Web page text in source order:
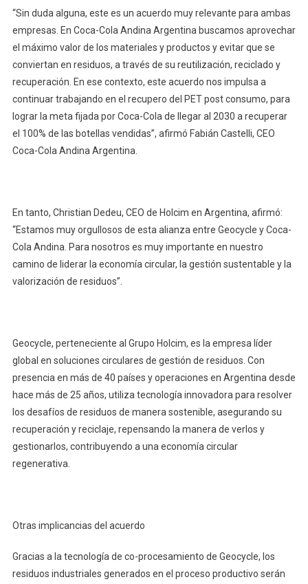
“Sin duda alguna, este es un acuerdo muy relevante para ambas
empresas. En Coca-Cola Andina Argentina buscamos aprovechar
el máximo valor de los materiales y productos y evitar que se
conviertan en residuos, a través de su reutilización, reciclado y
recuperación. En ese contexto, este acuerdo nos impulsa a
continuar trabajando en el recupero del PET post consumo, para
lograr la meta fijada por Coca-Cola de llegar al 2030 a recuperar
el 100% de las botellas vendidas”, afirmó Fabián Castelli, CEO
Coca-Cola Andina Argentina.
En tanto, Christian Dedeu, CEO de Holcim en Argentina, afirmó:
“Estamos muy orgullosos de esta alianza entre Geocycle y Coca-
Cola Andina. Para nosotros es muy importante en nuestro
camino de liderar la economía circular, la gestión sustentable y la
valorización de residuos”.
Geocycle, perteneciente al Grupo Holcim, es la empresa líder
global en soluciones circulares de gestión de residuos. Con
presencia en más de 40 países y operaciones en Argentina desde
hace más de 25 años, utiliza tecnología innovadora para resolver
los desafíos de residuos de manera sostenible, asegurando su
recuperación y reciclaje, repensando la manera de verlos y
gestionarlos, contribuyendo a una economía circular
regenerativa.
Otras implicancias del acuerdo
Gracias a la tecnología de co-procesamiento de Geocycle, los
residuos industriales generados en el proceso productivo serán